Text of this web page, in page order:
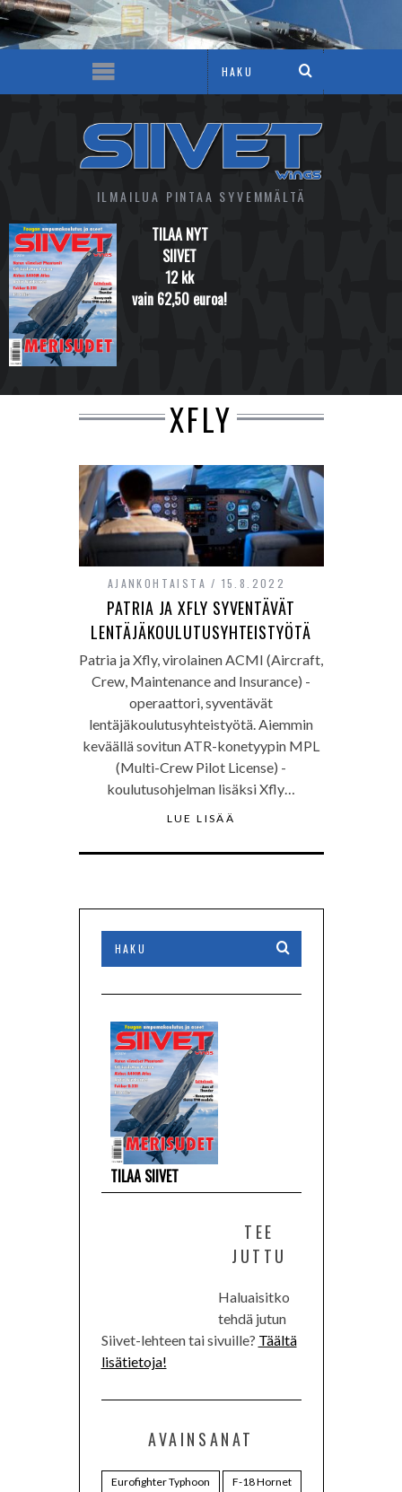
ILMAILUA PINTAA SYVEMMÄLTÄ
TILAA NYT
SIIVET
12 kk
vain 62,50 euroa!
XFLY
AJANKOHTAISTA 15.8.2022
PATRIA JA XFLY SYVENTÄVÄT
LENTÄJÄKOULUTUSYHTEISTYÖTÄ
Patria ja Xfly, virolainen ACMI (Aircraft,
Crew, Maintenance and Insurance) -
operaattori, syventävät
lentäjäkoulutusyhteistyötä. Aiemmin
keväällä sovitun ATR-konetyypin MPL
(Multi-Crew Pilot License) -
koulutusohjelman lisäksi Xfly…
LUE LISÄÄ
TILAA SIIVET
TEE
JUTTU
Haluaisitko
tehdä jutun
Siivet-lehteen tai sivuille? Täältä
lisätietoja!
AVAINSANAT
Eurofighter Typhoon
F-18 Hornet